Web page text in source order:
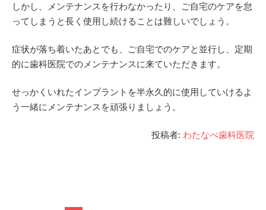
しかし、メンテナンスを行わなかったり、ご自宅のケアを怠
ってしまうと長く使用し続けることは難しいでしょう。
症状が落ち着いたあとでも、ご自宅でのケアと並行し、定期
的に歯科医院でのメンテナンスに来ていただきます。
せっかくいれたインプラントを半永久的に使用していけるよ
う一緒にメンテナンスを頑張りましょう。
投稿者: わたなべ歯科医院